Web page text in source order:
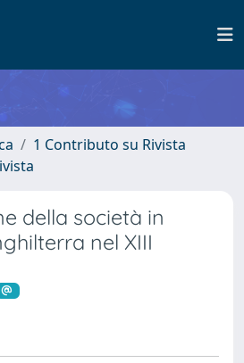
1 Contributo su Rivista
della società in
nel XIII